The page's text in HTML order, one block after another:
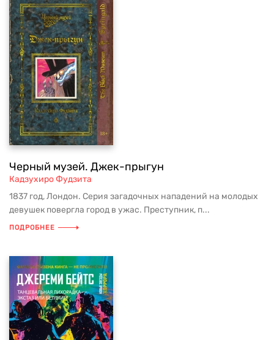
Черный музей. Джек-прыгун
Кадзухиро Фудзита
1837 год, Лондон. Серия загадочных нападений на молодых
девушек повергла город в ужас. Преступник, п...
ПОДРОБНЕЕ